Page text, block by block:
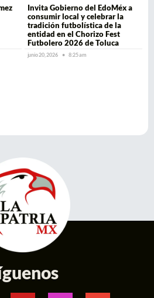
Invita Gobierno del EdoMéx a
consumir local y celebrar la
tradición futbolística de la
entidad en el Chorizo Fest
Futbolero 2026 de Toluca
junio 20, 2026 8:25 am